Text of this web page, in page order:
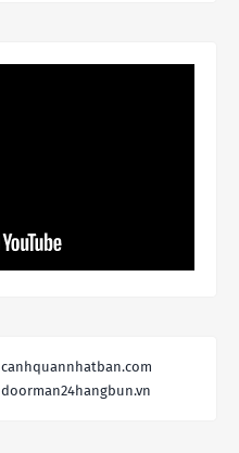
canhquannhatban.com
doorman24hangbun.vn